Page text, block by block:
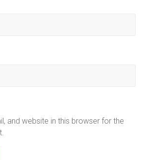
and website in this browser for the